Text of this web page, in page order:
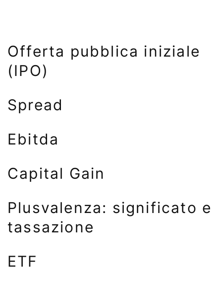
Offerta pubblica iniziale
(IPO)
Spread
Ebitda
Capital Gain
Plusvalenza: significato e
tassazione
ETF